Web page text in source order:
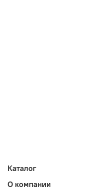
Каталог
О компании